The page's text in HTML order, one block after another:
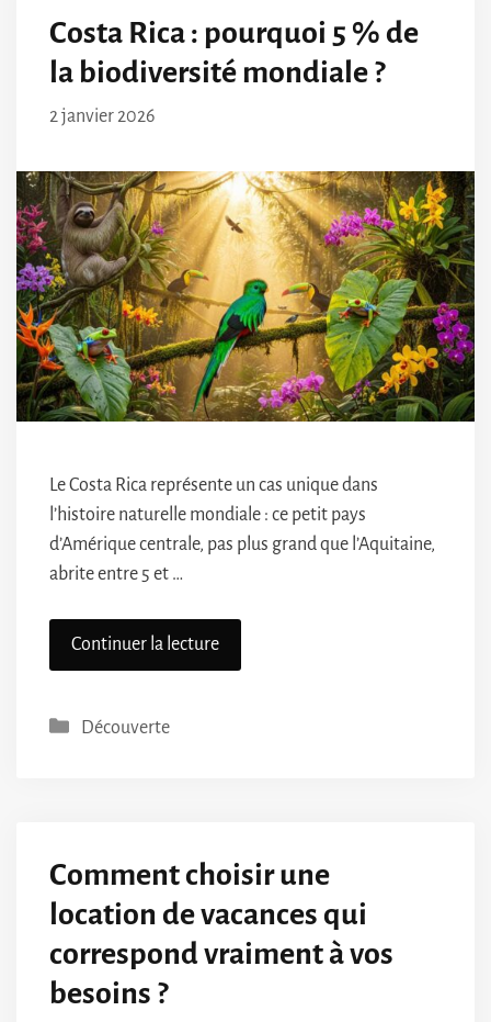
Costa Rica : pourquoi 5 % de
la biodiversité mondiale ?
2 janvier 2026
Le Costa Rica représente un cas unique dans
l’histoire naturelle mondiale : ce petit pays
d’Amérique centrale, pas plus grand que l’Aquitaine,
abrite entre 5 et …
Continuer la lecture
Catégories
Découverte
Comment choisir une
location de vacances qui
correspond vraiment à vos
besoins ?